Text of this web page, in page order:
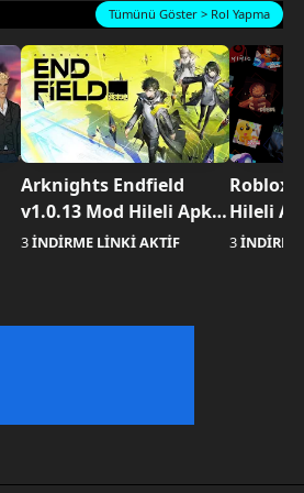
Arknights Endfield
v1.0.13 Mod Hileli Apk
indir
3İNDİRME LİNKİ AKTİF
Roblox
Hileli
3İNDİRME
Tümünü Göster > Rol Yapma